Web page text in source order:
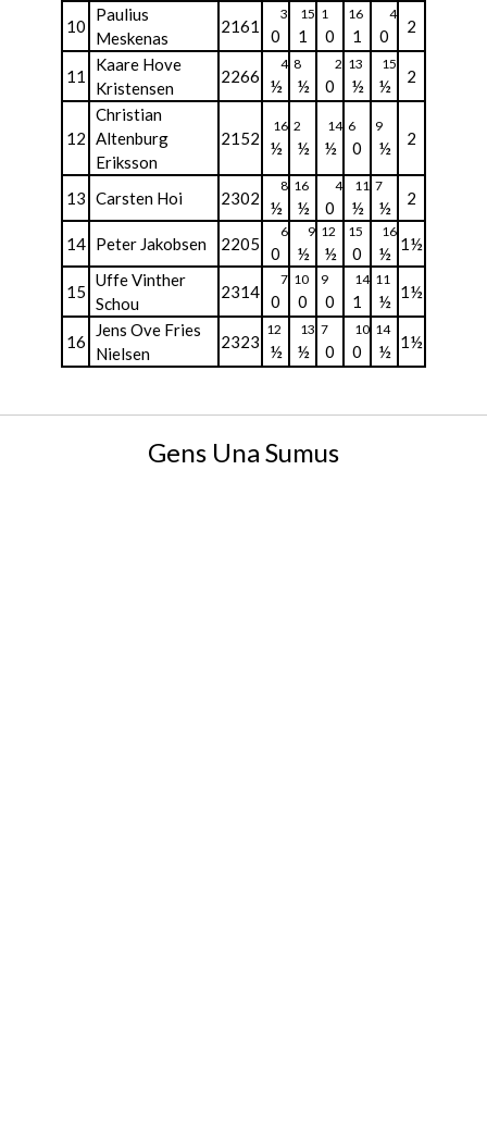
10
Paulius
Meskenas
2161
3
0
15
1
1
0
16
1
4
0 2
11
Kaare Hove
Kristensen
2266
4
½
8
½
2
0
13
½
15
½ 2
12
Christian
Altenburg
Eriksson
2152
16
½
2
½
14
½
6
0
9
½ 2
13 Carsten Hoi 2302
8
½
16
½
4
0
11
½
7
½ 2
14 Peter Jakobsen 2205
6
0
9
½
12
½
15
0
16
½ 1½
15
Uffe Vinther
Schou
2314
7
0
10
0
9
0
14
1
11
½ 1½
16
Jens Ove Fries
Nielsen
2323
12
½
13
½
7
0
10
0
14
½ 1½
Gens Una Sumus